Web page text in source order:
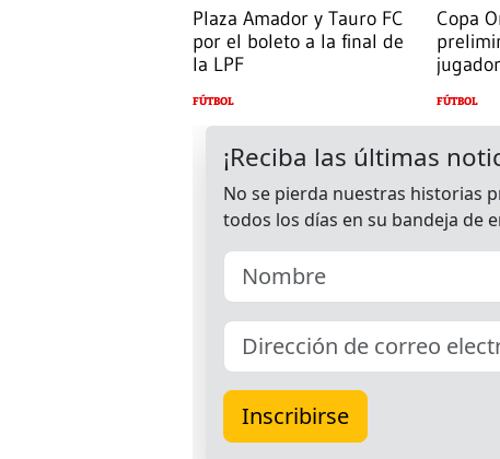
Plaza Amador y Tauro FC
por el boleto a la final de
la LPF
FÚTBOL
Copa
FÚTBOL